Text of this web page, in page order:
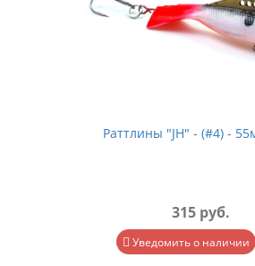
Раттлины "JH" - (#4) -
315 руб.
Уведомить о наличии